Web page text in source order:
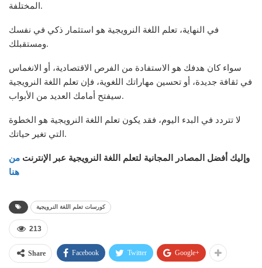
المختلفة.
في النهاية، تعلم اللغة النرويجية هو استثمار ذكي في نفسك
ومستقبلك.
سواء كان هدفك هو الاستفادة من الفرص الاقتصادية، أو الانغماس
في ثقافة جديدة، أو تحسين مهاراتك اللغوية، فإن تعلم اللغة النرويجية
سيفتح أمامك العديد من الأبواب.
لا تتردد في البدء اليوم، فقد يكون تعلم اللغة النرويجية هو الخطوة
التي تغير حياتك.
وإليك أفضل المصادر المجانية لتعلم اللغة النرويجية عبر الإنترنت من
هنا
كورسات تعلم اللغة النرويجية
213
Share Facebook Twitter Google+